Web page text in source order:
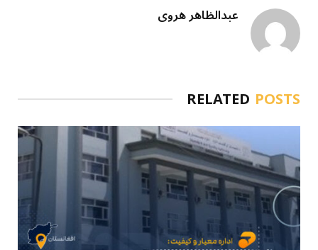
عبدالظاهر هروی
RELATED POSTS